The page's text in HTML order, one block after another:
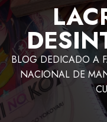
BLOG DEDICADO A
NACIONAL DE